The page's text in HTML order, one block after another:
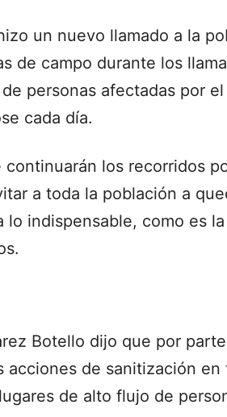
un nuevo llamado a la
de campo durante los
personas afectadas por
cada día.
continuarán los recorridos
a toda la población a
lo indispensable, como es
Botello dijo que por
acciones de sanitización
de alto flujo de